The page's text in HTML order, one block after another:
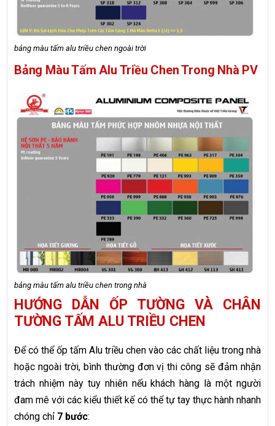
bảng màu tấm alu triều chen ngoài trời
Bảng Màu Tấm Alu Triều Chen Trong Nhà PV
bảng màu tấm alu triều chen trong nhà
HƯỚNG DẪN ỐP TƯỜNG VÀ CHÂN
TƯỜNG TẤM ALU TRIỀU CHEN
Để có thể ốp tấm Alu triều chen vào các chất liệu trong nhà
hoặc ngoài trời, bình thường đơn vị thi công sẽ đảm nhận
trách nhiệm này tuy nhiên nếu khách hàng là một người
đam mê với các kiểu thiết kế có thể tự tay thực hành nhanh
chóng chỉ 7 bước: